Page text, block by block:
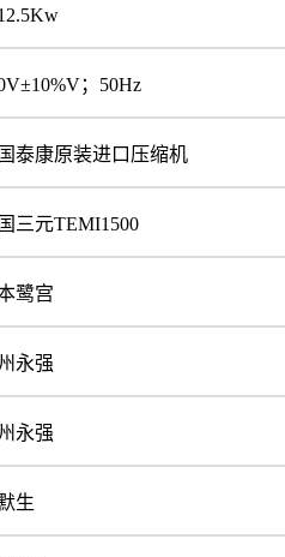
；50Hz
泰康原装进口压缩机
三元TEMI1500
鹭宫
永强
永强
生